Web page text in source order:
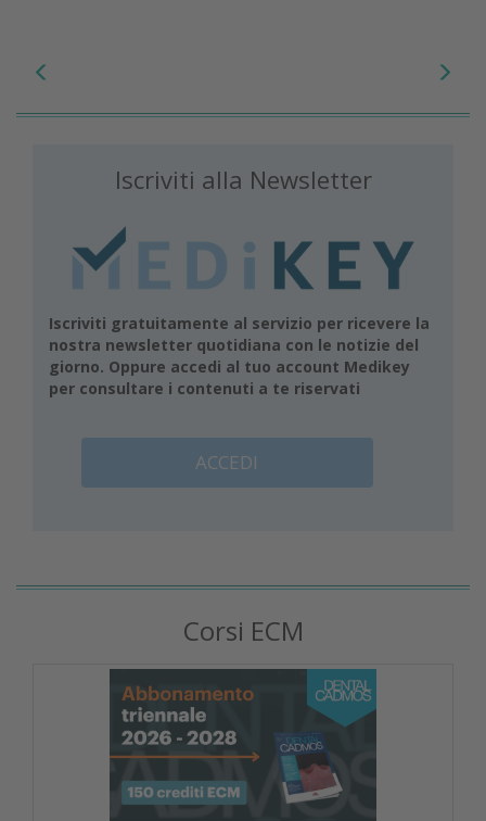
Iscriviti alla Newsletter
Iscriviti gratuitamente al servizio per ricevere la
nostra newsletter quotidiana con le notizie del
giorno. Oppure accedi al tuo account Medikey
per consultare i contenuti a te riservati
ACCEDI
Corsi ECM